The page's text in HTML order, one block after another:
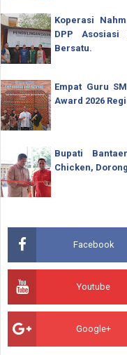
Koperasi
DPP Asosiasi
Bersatu.
Empat Guru
Award 2026
Bupati
Chicken,
Facebook
Youtube
Google+